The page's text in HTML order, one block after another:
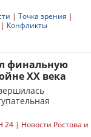
| Точка зрения |
| Конфликты
финальную
XX века
24 | Новости Ростова и